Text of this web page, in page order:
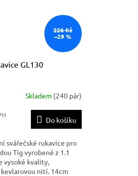
226 Kč
–29 %
GL130
Skladem (240 pár)
Do košíku
svářečské rukavice pro
Tig vyrobené z 1.1
vysoké kvality,
nití. 14cm